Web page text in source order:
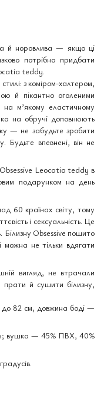
й норовлива — якщо ці
потрібно придбати
teddy.
з коміром-халтером,
й пікантно оголеними
м’якому еластичному
на обручі доповнюють
— не забудьте зробити
Будьте впевнені, він не
Leocatia teddy в
подарунком на день
60 країнах світу, тому
і сексуальність. Це
Білизну Obsessive пошито
можна не тільки вдягати
вигляд, не втрачали
й сушити білизну,
до 82 см, довжина боді —
вушка — 45% ПВХ, 40%